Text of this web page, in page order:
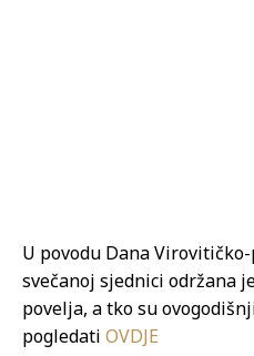
U povodu Dana
svečanoj sjednici održana
povelja, a tko su
pogledati OVDJE